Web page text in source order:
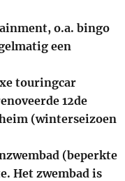
o.a. bingo
een
touringcar
12de
(winterseizoen
(beperkte
Het zwembad is